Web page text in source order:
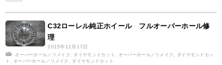
C32ローレル純正ホイール フルオーバーホール修
理
2015年11月17日
オーバーホール／リメイク , ダイヤモンドカット , オーバーホール／リメイク , ダイヤモンドカッ
ト , オーバーホール／リメイク , ダイヤモンドカット